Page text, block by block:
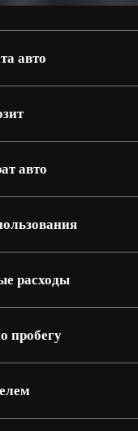
авто
авто
расходы
пробегу